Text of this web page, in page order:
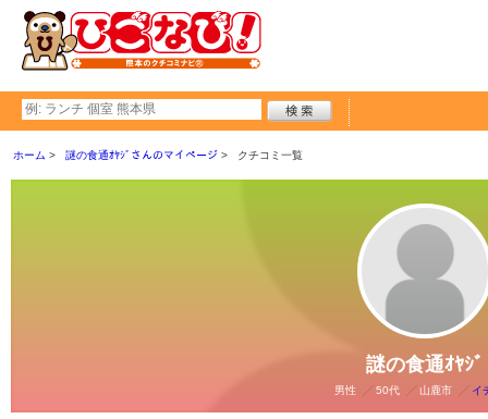
ホーム 謎の食通ｵﾔｼﾞさんのマイページ クチコミ一覧
謎の食通ｵﾔｼﾞ
男性 50代 山鹿市 イ